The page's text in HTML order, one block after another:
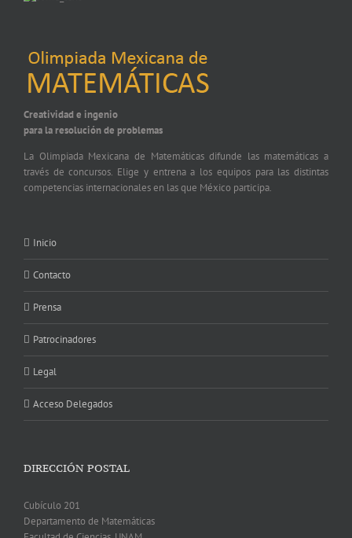
Creatividad e ingenio
para la resolución de problemas
La Olimpiada Mexicana de Matemáticas difunde las matemáticas a
través de concursos. Elige y entrena a los equipos para las distintas
competencias internacionales en las que México participa.
Inicio
Contacto
Prensa
Patrocinadores
Legal
Acceso Delegados
DIRECCIÓN POSTAL
Cubículo 201
Departamento de Matemáticas